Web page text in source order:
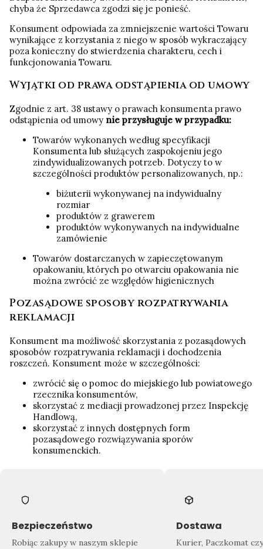
chyba że Sprzedawca zgodzi się je ponieść.
Konsument odpowiada za zmniejszenie wartości Towaru
wynikające z korzystania z niego w sposób wykraczający
poza konieczny do stwierdzenia charakteru, cech i
funkcjonowania Towaru.
Wyjątki od prawa odstąpienia od umowy
Zgodnie z art. 38 ustawy o prawach konsumenta prawo
odstąpienia od umowy nie przysługuje w przypadku:
Towarów wykonanych według specyfikacji
Konsumenta lub służących zaspokojeniu jego
zindywidualizowanych potrzeb. Dotyczy to w
szczególności produktów personalizowanych, np.:
biżuterii wykonywanej na indywidualny
rozmiar
produktów z grawerem
produktów wykonywanych na indywidualne
zamówienie
Towarów dostarczanych w zapieczętowanym
opakowaniu, których po otwarciu opakowania nie
można zwrócić ze względów higienicznych
Pozasądowe sposoby rozpatrywania
reklamacji
Konsument ma możliwość skorzystania z pozasądowych
sposobów rozpatrywania reklamacji i dochodzenia
roszczeń. Konsument może w szczególności:
zwrócić się o pomoc do miejskiego lub powiatowego
rzecznika konsumentów,
skorzystać z mediacji prowadzonej przez Inspekcję
Handlową,
skorzystać z innych dostępnych form
pozasądowego rozwiązywania sporów
konsumenckich.
Bezpieczeństwo
Robiąc zakupy w naszym sklepie
Dostawa
Kurier, Paczkomat